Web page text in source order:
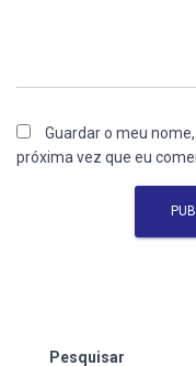
Guardar o meu
próxima vez que eu
Pesquisar